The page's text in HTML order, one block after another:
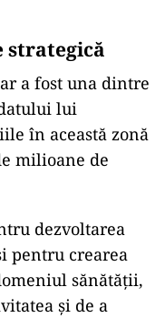
a fost una dintre
lui
în această zonă
milioane de
dezvoltarea
pentru crearea
sănătății,
și de a